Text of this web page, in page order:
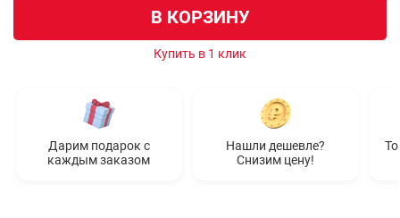
В КОРЗИНУ
Купить в 1 клик
Дарим подарок с
каждым заказом
Нашли дешевле?
Снизим цену!